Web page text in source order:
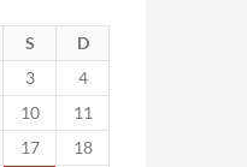
S
D
3
4
10
11
17
18